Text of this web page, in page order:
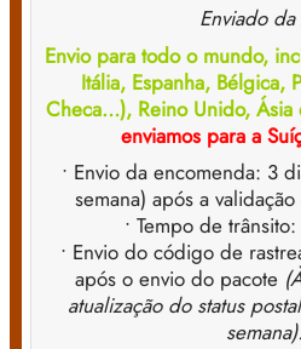
Enviado da
Envio para todo o mundo,
Itália, Espanha, Bélgica,
Checa…), Reino Unido, Ásia
enviamos para a
• Envio da encomenda: 3
semana) após a
• Tempo de
• Envio do código de
após o envio do pacote
atualização do status
semana).